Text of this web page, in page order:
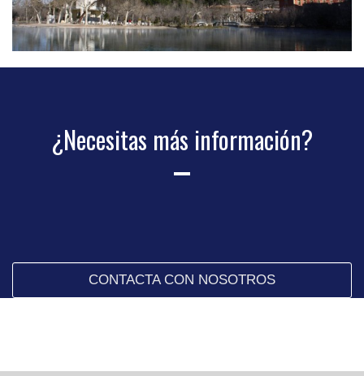
¿Necesitas más información?
CONTACTA CON NOSOTROS